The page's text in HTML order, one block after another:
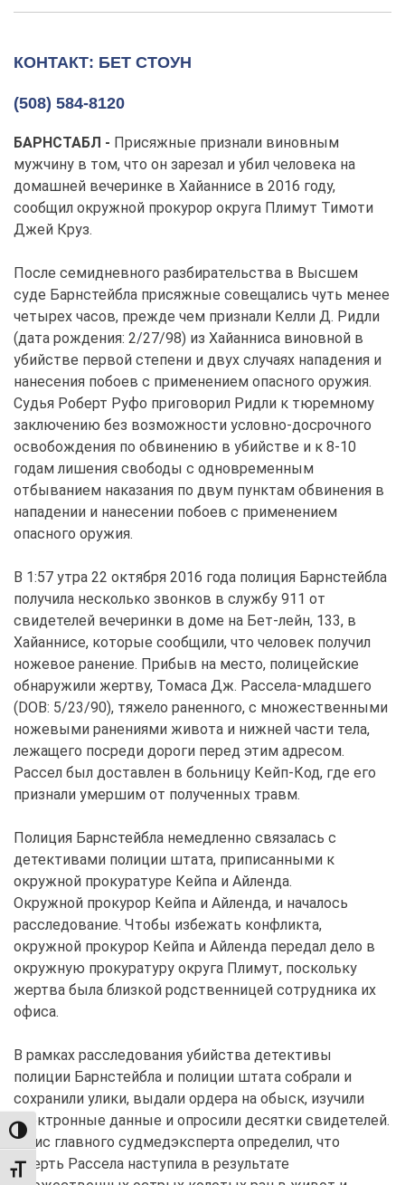
TOGGLE HIGH CONTRAST
TOGGLE FONT SIZE
КОНТАКТ: БЕТ СТОУН
(508) 584-8120
БАРНСТАБЛ - Присяжные признали виновным
мужчину в том, что он зарезал и убил человека на
домашней вечеринке в Хайаннисе в 2016 году,
сообщил окружной прокурор округа Плимут Тимоти
Джей Круз.
После семидневного разбирательства в Высшем
суде Барнстейбла присяжные совещались чуть менее
четырех часов, прежде чем признали Келли Д. Ридли
(дата рождения: 2/27/98) из Хайанниса виновной в
убийстве первой степени и двух случаях нападения и
нанесения побоев с применением опасного оружия.
Судья Роберт Руфо приговорил Ридли к тюремному
заключению без возможности условно-досрочного
освобождения по обвинению в убийстве и к 8-10
годам лишения свободы с одновременным
отбыванием наказания по двум пунктам обвинения в
нападении и нанесении побоев с применением
опасного оружия.
В 1:57 утра 22 октября 2016 года полиция Барнстейбла
получила несколько звонков в службу 911 от
свидетелей вечеринки в доме на Бет-лейн, 133, в
Хайаннисе, которые сообщили, что человек получил
ножевое ранение. Прибыв на место, полицейские
обнаружили жертву, Томаса Дж. Рассела-младшего
(DOB: 5/23/90), тяжело раненного, с множественными
ножевыми ранениями живота и нижней части тела,
лежащего посреди дороги перед этим адресом.
Рассел был доставлен в больницу Кейп-Код, где его
признали умершим от полученных травм.
Полиция Барнстейбла немедленно связалась с
детективами полиции штата, приписанными к
окружной прокуратуре Кейпа и Айленда.
Окружной прокурор Кейпа и Айленда, и началось
расследование. Чтобы избежать конфликта,
окружной прокурор Кейпа и Айленда передал дело в
окружную прокуратуру округа Плимут, поскольку
жертва была близкой родственницей сотрудника их
офиса.
В рамках расследования убийства детективы
полиции Барнстейбла и полиции штата собрали и
сохранили улики, выдали ордера на обыск, изучили
электронные данные и опросили десятки свидетелей.
Офис главного судмедэксперта определил, что
смерть Рассела наступила в результате